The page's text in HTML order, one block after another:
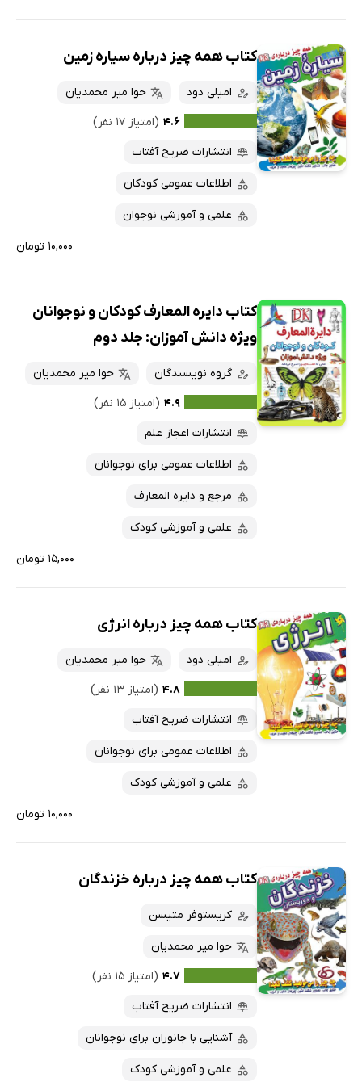
کتاب همه چیز درباره سیاره زمین
امیلی دود
حوا میر محمدیان
۴.۶ (امتیاز ۱۷ نفر)
انتشارات ضریح آفتاب
اطلاعات عمومی کودکان
علمی و آموزشی نوجوان
۱۰,۰۰۰ تومان
کتاب دایره المعارف کودکان و نوجوانان
ویژه دانش آموزان: جلد دوم
گروه نویسندگان
حوا میر محمدیان
۴.۹ (امتیاز ۱۵ نفر)
انتشارات اعجاز علم
اطلاعات عمومی برای نوجوانان
مرجع و دایره المعارف
علمی و آموزشی کودک
۱۵,۰۰۰ تومان
کتاب همه چیز درباره انرژی
امیلی دود
حوا میر محمدیان
۴.۸ (امتیاز ۱۳ نفر)
انتشارات ضریح آفتاب
اطلاعات عمومی برای نوجوانان
علمی و آموزشی کودک
۱۰,۰۰۰ تومان
کتاب همه چیز درباره خزندگان
کریستوفر متیسن
حوا میر محمدیان
۴.۷ (امتیاز ۱۵ نفر)
انتشارات ضریح آفتاب
آشنایی با جانوران برای نوجوانان
علمی و آموزشی کودک